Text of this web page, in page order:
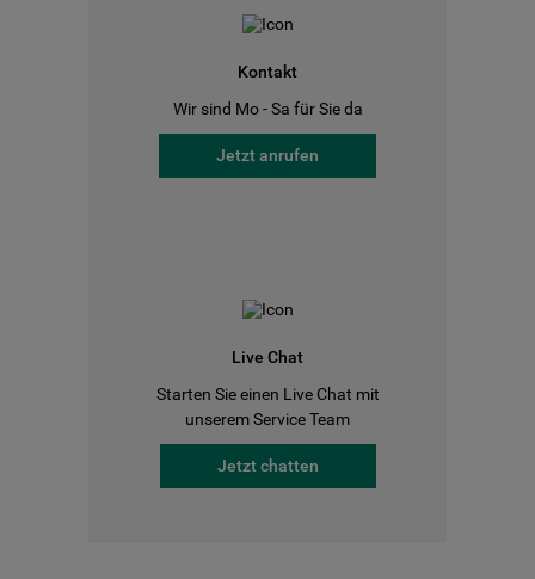
Kontakt
Wir sind Mo - Sa für Sie da
Jetzt anrufen
Live Chat
Starten Sie einen Live Chat mit
unserem Service Team
Jetzt chatten